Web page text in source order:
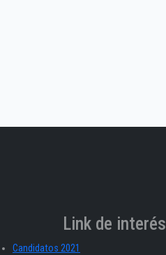
Link de interés
Candidatos 2021